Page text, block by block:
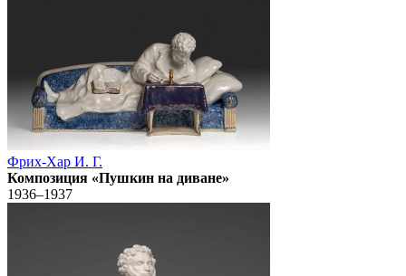
Фрих-Хар И. Г.
Композиция «Пушкин на диване»
1936–1937